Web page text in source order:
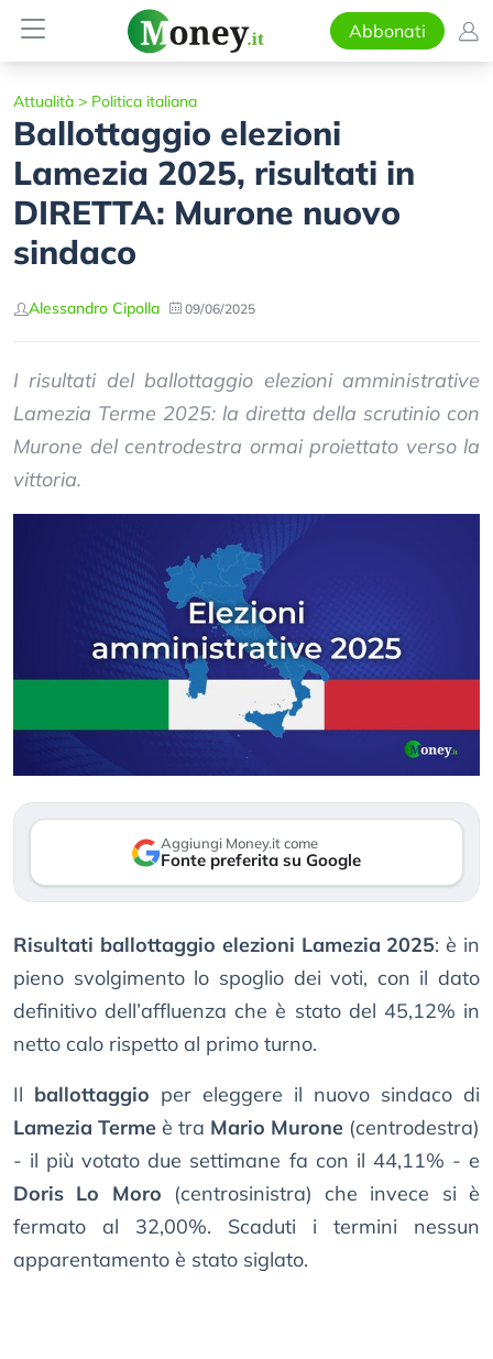
Abbonati
Attualità > Politica italiana
Ballottaggio elezioni
Lamezia 2025, risultati in
DIRETTA: Murone nuovo
sindaco
Alessandro Cipolla 09/06/2025
I risultati del ballottaggio elezioni amministrative
Lamezia Terme 2025: la diretta della scrutinio con
Murone del centrodestra ormai proiettato verso la
vittoria.
Aggiungi Money.it come
Fonte preferita su Google
Risultati ballottaggio elezioni Lamezia 2025: è in
pieno svolgimento lo spoglio dei voti, con il dato
definitivo dell’affluenza che è stato del 45,12% in
netto calo rispetto al primo turno.
Il ballottaggio per eleggere il nuovo sindaco di
Lamezia Terme è tra Mario Murone (centrodestra)
- il più votato due settimane fa con il 44,11% - e
Doris Lo Moro (centrosinistra) che invece si è
fermato al 32,00%. Scaduti i termini nessun
apparentamento è stato siglato.